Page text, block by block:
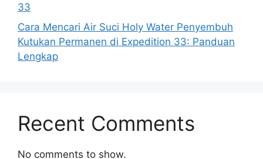
33
Cara Mencari Air Suci Holy Water Penyembuh
Kutukan Permanen di Expedition 33: Panduan
Lengkap
Recent Comments
No comments to show.